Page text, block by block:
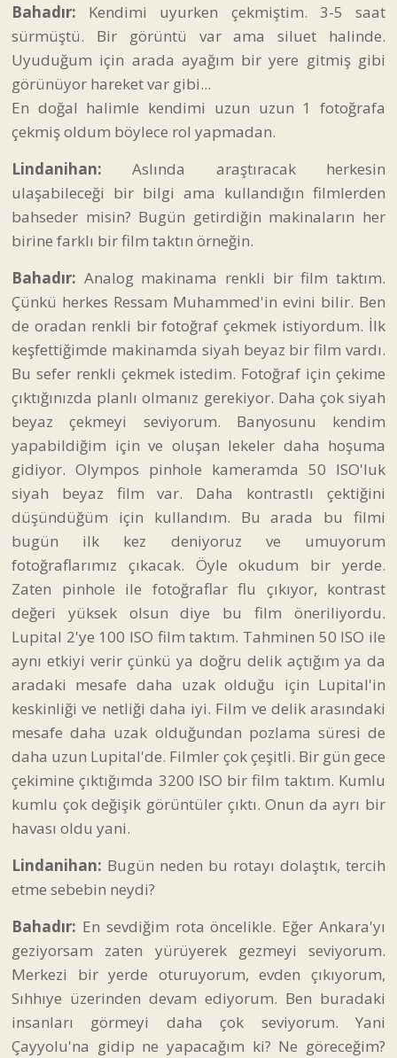
Bahadır: Kendimi uyurken çekmiştim. 3-5 saat
sürmüştü. Bir görüntü var ama siluet halinde.
Uyuduğum için arada ayağım bir yere gitmiş gibi
görünüyor hareket var gibi...
En doğal halimle kendimi uzun uzun 1 fotoğrafa
çekmiş oldum böylece rol yapmadan.
Lindanihan: Aslında araştıracak herkesin
ulaşabileceği bir bilgi ama kullandığın filmlerden
bahseder misin? Bugün getirdiğin makinaların her
birine farklı bir film taktın örneğin.
Bahadır: Analog makinama renkli bir film taktım.
Çünkü herkes Ressam Muhammed'in evini bilir. Ben
de oradan renkli bir fotoğraf çekmek istiyordum. İlk
keşfettiğimde makinamda siyah beyaz bir film vardı.
Bu sefer renkli çekmek istedim. Fotoğraf için çekime
çıktığınızda planlı olmanız gerekiyor. Daha çok siyah
beyaz çekmeyi seviyorum. Banyosunu kendim
yapabildiğim için ve oluşan lekeler daha hoşuma
gidiyor. Olympos pinhole kameramda 50 ISO'luk
siyah beyaz film var. Daha kontrastlı çektiğini
düşündüğüm için kullandım. Bu arada bu filmi
bugün ilk kez deniyoruz ve umuyorum
fotoğraflarımız çıkacak. Öyle okudum bir yerde.
Zaten pinhole ile fotoğraflar flu çıkıyor, kontrast
değeri yüksek olsun diye bu film öneriliyordu.
Lupital 2'ye 100 ISO film taktım. Tahminen 50 ISO ile
aynı etkiyi verir çünkü ya doğru delik açtığım ya da
aradaki mesafe daha uzak olduğu için Lupital'in
keskinliği ve netliği daha iyi. Film ve delik arasındaki
mesafe daha uzak olduğundan pozlama süresi de
daha uzun Lupital'de. Filmler çok çeşitli. Bir gün gece
çekimine çıktığımda 3200 ISO bir film taktım. Kumlu
kumlu çok değişik görüntüler çıktı. Onun da ayrı bir
havası oldu yani.
Lindanihan: Bugün neden bu rotayı dolaştık, tercih
etme sebebin neydi?
Bahadır: En sevdiğim rota öncelikle. Eğer Ankara'yı
geziyorsam zaten yürüyerek gezmeyi seviyorum.
Merkezi bir yerde oturuyorum, evden çıkıyorum,
Sıhhıye üzerinden devam ediyorum. Ben buradaki
insanları görmeyi daha çok seviyorum. Yani
Çayyolu'na gidip ne yapacağım ki? Ne göreceğim?